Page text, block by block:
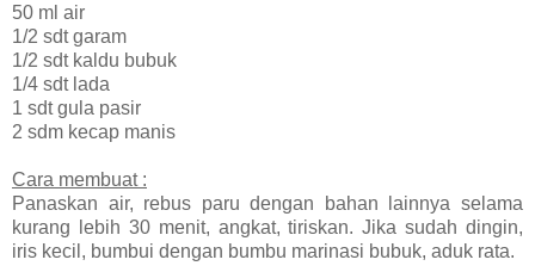
50 ml air
1/2 sdt garam
1/2 sdt kaldu bubuk
1/4 sdt lada
1 sdt gula pasir
2 sdm kecap manis
Cara membuat :
Panaskan air, rebus paru dengan bahan lainnya selama
kurang lebih 30 menit, angkat, tiriskan. Jika sudah dingin,
iris kecil, bumbui dengan bumbu marinasi bubuk, aduk rata.